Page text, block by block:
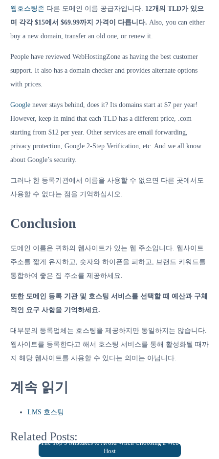
웹호스팅존 다른 도메인 이름 공급자입니다. 12개의 TLD가 있으
며 각각 $15에서 $69.99까지 가격이 다릅니다. Also, you can either
buy a new domain, transfer an old one, or renew it.
People have reviewed WebHostingZone as having the best customer
support. It also has a domain checker and provides alternate options
with prices.
Google never stays behind, does it? Its domains start at $7 per year!
However, keep in mind that each TLD has a different price, .com
starting from $12 per year. Other services are email forwarding,
privacy protection, Google 2-Step Verification, etc. And we all know
about Google’s security.
그러나 한 등록기관에서 이름을 사용할 수 없으면 다른 곳에서도
사용할 수 없다는 점을 기억하십시오.
Conclusion
도메인 이름은 귀하의 웹사이트가 있는 웹 주소입니다. 웹사이트
주소를 짧게 유지하고, 숫자와 하이픈을 피하고, 브랜드 키워드를
통합하여 좋은 집 주소를 제공하세요.
또한 도메인 등록 기관 및 호스팅 서비스를 선택할 때 예산과 구체
적인 요구 사항을 기억하세요.
대부분의 등록업체는 호스팅을 제공하지만 동일하지는 않습니다.
웹사이트를 등록한다고 해서 호스팅 서비스를 통해 활성화될 때까
지 해당 웹사이트를 사용할 수 있다는 의미는 아닙니다.
계속 읽기
LMS 호스팅
Related Posts:
The Top 5 Mistakes to Avoid When Choosing a Web
Host